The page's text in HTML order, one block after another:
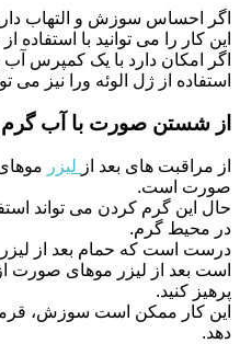
اگر احساس سوزش و التهاب
این کار را می توانید با
اگر امکان دارد با یک کمپرس آب
استفاده از ژل الوئه ورا نیز می
از شستن صورت با آب گرم
از مراقبت های بعد از لیزر
صورت است.
حال این گرم کردن می تواند
در محیط گرم.
درست است که حمام بعد از لیزر
است بعد از لیزر موهای
پرهیز کنید.
این کار ممکن است سوزش،
دهد.